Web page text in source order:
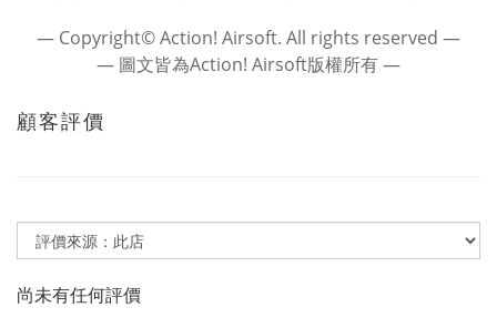
― Copyright© Action! Airsoft. All rights reserved ―
― 圖文皆為Action! Airsoft版權所有 ―
顧客評價
尚未有任何評價